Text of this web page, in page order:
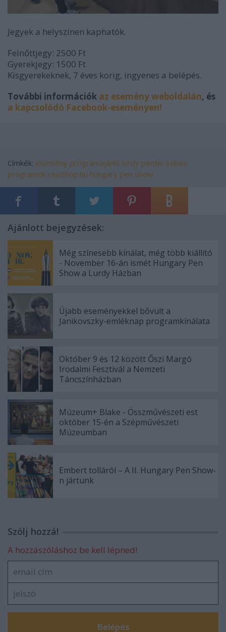
Jegyek a helyszínen kaphatók.
Felnőttjegy: 2500 Ft
Gyerekjegy: 1500 Ft
Kisgyerekeknek, 7 éves korig, ingyenes a belépés.
További információk az esemény weboldalán, és
a kapcsolódó Facebook-eseményen!
Címkék: esemény programajánló lurdy pentel színes
programok rajzshop.hu hungary pen show
Ajánlott bejegyzések:
Még színesebb kínálat, még több kiállító
- November 16-án ismét Hungary Pen
Show a Lurdy Házban
Újabb eseményekkel bővült a
Janikovszky-emléknap programkínálata
Október 9 és 12 között Őszi Margó
Irodalmi Fesztivál a Nemzeti
Táncszínházban
Múzeum+ Blake - Összművészeti est
október 15-én a Szépművészeti
Múzeumban
Embert tolláról – A II. Hungary Pen Show-
n jártunk
Szólj hozzá!
A hozzászóláshoz be kell lépned!